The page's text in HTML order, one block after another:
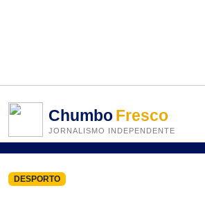
ChumboFresco
JORNALISMO INDEPENDENTE
DESPORTO